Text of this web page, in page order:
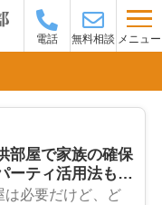
電話 無料相談 メニュー
部屋で家族の確保
ーティ活用法も紹
は必要だけど、ど